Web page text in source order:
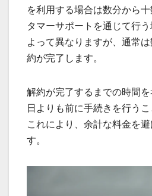
を利用する場合は数分から
タマーサポートを通じて行
よって異なりますが、通常
約が完了します。
解約が完了するまでの時間
日よりも前に手続きを行うこ
これにより、余計な料金を
す。